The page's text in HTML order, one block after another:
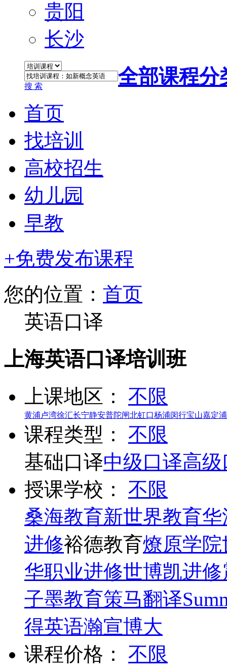
贵阳
长沙
搜 索 全部课程分
首页
找培训
高校招生
幼儿园
早教
+免费发布课程
您的位置： 首页
英语口译
上海英语口译培训班
上课地区： 不限
黄浦卢湾徐汇长宁静安普陀闸北虹口杨浦闵行宝山嘉定
课程类型：
不限
基础口译中级口译高
授课学校：
不限
桑海教育新世界教育华
进修裕德教育燎原学院
华职业进修世博凯进修
子墨教育策马翻译
得英语瀚宣博大
课程价格：
不限